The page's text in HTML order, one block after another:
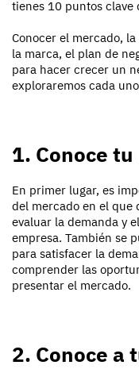
tienes 10 puntos clave
Conocer el mercado,
la marca, el plan de
para hacer crecer un
exploraremos cada
1. Conoce
En primer lugar, es
del mercado en el que
evaluar la demanda y
empresa. También se
para satisfacer la
comprender las
presentar el mercado.
2. Conoce a